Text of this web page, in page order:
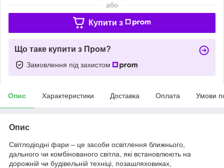
або
Купити з
Що таке купити з Пром?
Замовлення під захистом
Опис Характеристики Доставка Оплата Умови
Опис
Світлодіодні фари – це засоби освітлення ближнього,
дального чи комбінованого світла, які встановлюють на
дорожній чи будівельній техніці, позашляховиках,